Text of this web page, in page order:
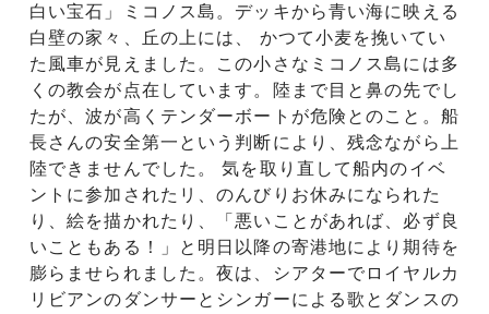
白い宝石」ミコノス島。デッキから青い海に映える
白壁の家々、丘の上には、 かつて小麦を挽いてい
た風車が見えました。この小さなミコノス島には多
くの教会が点在しています。陸まで目と鼻の先でし
たが、波が高くテンダーボートが危険とのこと。船
長さんの安全第一という判断により、残念ながら上
陸できませんでした。 気を取り直して船内のイベ
ントに参加されたリ、のんびりお休みになられた
り、絵を描かれたり、「悪いことがあれば、必ず良
いこともある！」と明日以降の寄港地により期待を
膨らませられました。夜は、シアターでロイヤルカ
リビアンのダンサーとシンガーによる歌とダンスの